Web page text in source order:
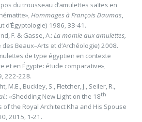
du trousseau d’amulettes saïtes en
Hommages à François Daumas,
d’Égyptologie) 1986, 33‑41.
F. & Gasse, A.: La momie aux amulettes,
Beaux–Arts et d’Archéologie) 2008.
de type égyptien en contexte
et en Égypte: étude comparative»,
222-228.
M.E., Buckley, S., Fletcher, J., Seiler, R.,
: «Shedding New Light on the 18th
of the Royal Architect Kha and His Spouse
2015, 1-21.